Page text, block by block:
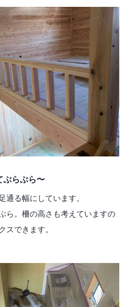
ぶらぶら〜
通る幅にしています。
ら。柵の高さも考えていますの
スできます。